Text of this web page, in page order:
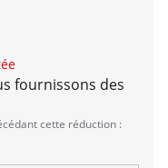
fournissons des
cette réduction :